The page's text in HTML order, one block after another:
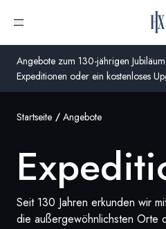
Angebote zum 130-jährigen
Expeditionen oder ein kostenloses
Menü öffnen
Vereinigtes Königreich
und Nordirland)
Global
Startseite Angebote
Seit 130 Jahren erkunden wir
die außergewöhnlichsten Orte